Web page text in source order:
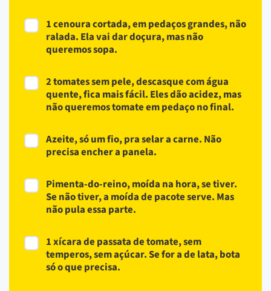
1 cenoura cortada, em pedaços grandes, não
ralada. Ela vai dar doçura, mas não
queremos sopa.
2 tomates sem pele, descasque com água
quente, fica mais fácil. Eles dão acidez, mas
não queremos tomate em pedaço no final.
Azeite, só um fio, pra selar a carne. Não
precisa encher a panela.
Pimenta-do-reino, moída na hora, se tiver.
Se não tiver, a moída de pacote serve. Mas
não pula essa parte.
1 xícara de passata de tomate, sem
temperos, sem açúcar. Se for a de lata, bota
só o que precisa.